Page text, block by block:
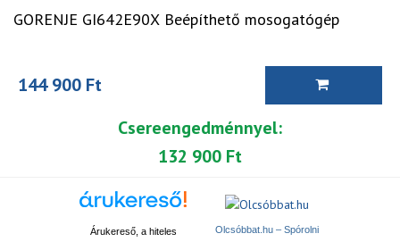
GORENJE GI642E90X Beépíthető mosogatógép
144 900 Ft
Csereengedménnyel:
132 900 Ft
Árukereső, a hiteles
Olcsóbbat.hu – Spórolni